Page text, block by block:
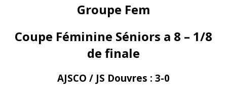
Groupe Fem
Coupe Féminine Séniors a 8 – 1/8
de finale
AJSCO / JS Douvres : 3-0